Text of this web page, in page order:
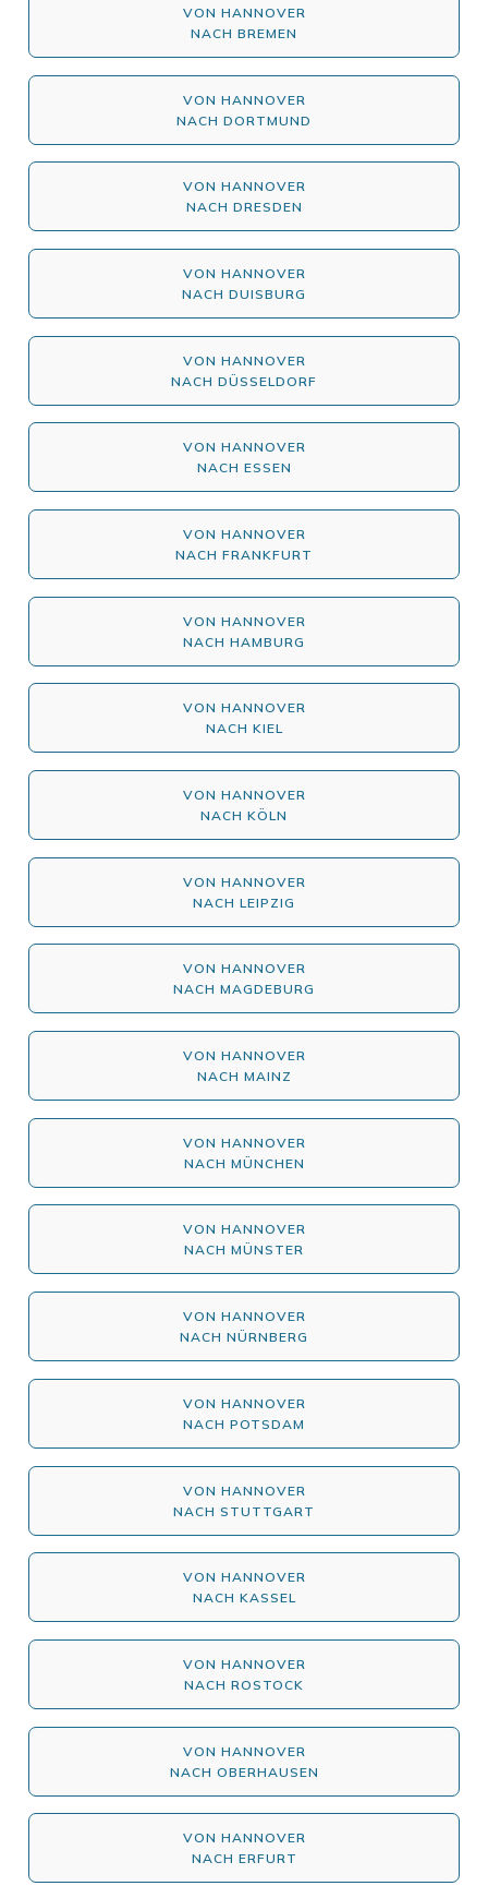
VON HANNOVER
NACH BREMEN
VON HANNOVER
NACH DORTMUND
VON HANNOVER
NACH DRESDEN
VON HANNOVER
NACH DUISBURG
VON HANNOVER
NACH DÜSSELDORF
VON HANNOVER
NACH ESSEN
VON HANNOVER
NACH FRANKFURT
VON HANNOVER
NACH HAMBURG
VON HANNOVER
NACH KIEL
VON HANNOVER
NACH KÖLN
VON HANNOVER
NACH LEIPZIG
VON HANNOVER
NACH MAGDEBURG
VON HANNOVER
NACH MAINZ
VON HANNOVER
NACH MÜNCHEN
VON HANNOVER
NACH MÜNSTER
VON HANNOVER
NACH NÜRNBERG
VON HANNOVER
NACH POTSDAM
VON HANNOVER
NACH STUTTGART
VON HANNOVER
NACH KASSEL
VON HANNOVER
NACH ROSTOCK
VON HANNOVER
NACH OBERHAUSEN
VON HANNOVER
NACH ERFURT